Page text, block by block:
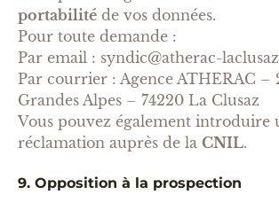
portabilité de vos données.
Pour toute demande :
Par email : syndic@atherac-
Par courrier : Agence ATHERAC –
Grandes Alpes – 74220 La Clusaz
Vous pouvez également introduire
réclamation auprès de la CNIL.
9. Opposition à la prospection